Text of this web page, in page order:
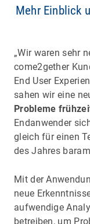
Mehr Einblick
„Wir waren sehr
come2gether
End User
sahen wir eine
Probleme
Endanwender
gleich für einen
des Jahres
Mit der
neue
aufwendige
betreiben, um